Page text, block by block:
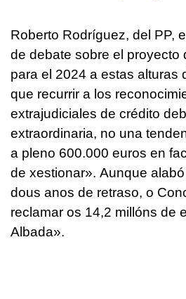
Roberto Rodríguez, del PP,
de debate sobre el proyecto
para el 2024 a estas alturas
que recurrir a los
extrajudiciales de crédito
extraordinaria, no una
a pleno 600.000 euros en
de xestionar». Aunque
dous anos de retraso, o
reclamar os 14,2 millóns de
Albada».